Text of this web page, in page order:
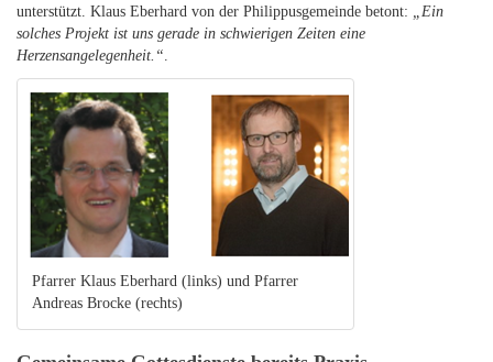
unterstützt. Klaus Eberhard von der Philippusgemeinde betont: „Ein
solches Projekt ist uns gerade in schwierigen Zeiten eine
Herzensangelegenheit.“.
Pfarrer Klaus Eberhard (links) und Pfarrer
Andreas Brocke (rechts)